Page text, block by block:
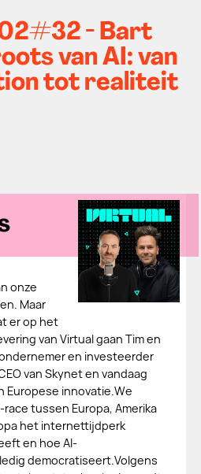
- Bart
van AI: van
tot realiteit
onze
Maar
er op het
van Virtual gaan Tim en
en investeerder
van Skynet en vandaag
Europese innovatie.We
tussen Europa, Amerika
het internettijdperk
en hoe AI-
democratiseert.Volgens